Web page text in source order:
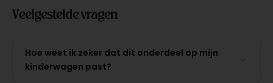
Veelgestelde vragen
Hoe weet ik zeker dat dit onderdeel op mijn
kinderwagen past?